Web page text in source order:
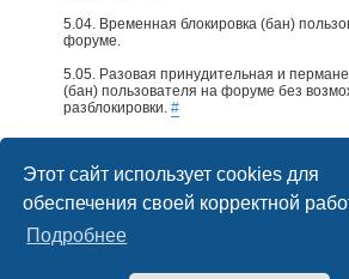
Этот сайт использует cookies для
обеспечения своей корректной
Подробнее
5.04. Временная блокировка (бан)
форуме.
5.05. Разовая принудительная и
(бан) пользователя на форуме без
разблокировки. #
Home 📌 Topics & Discussions